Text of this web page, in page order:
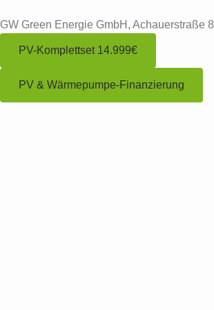
GW Green Energie GmbH, Achauerstraße
PV-Komplettset 14.999€
PV & Wärmepumpe-Finanzierung